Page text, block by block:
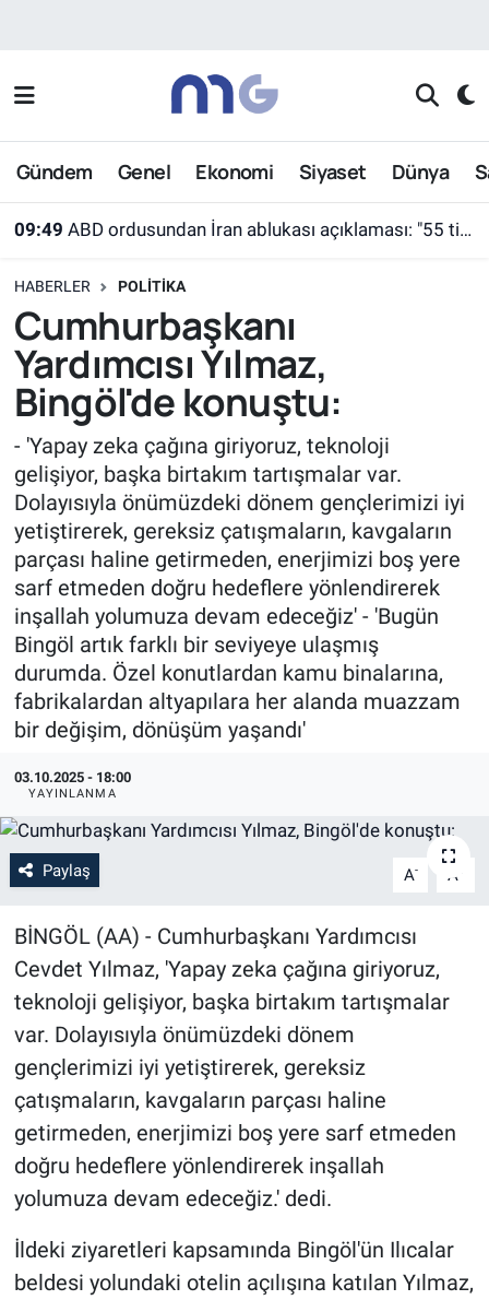
Gündem Genel Ekonomi Siyaset Dünya
09:49 ABD ordusundan İran ablukası açıklaması: "55 ticari gemi farklı rotalara yönlendirildi"
HABERLER POLITIKA
Cumhurbaşkanı
Yardımcısı Yılmaz,
Bingöl'de konuştu:
- 'Yapay zeka çağına giriyoruz, teknoloji
gelişiyor, başka birtakım tartışmalar var.
Dolayısıyla önümüzdeki dönem gençlerimizi iyi
yetiştirerek, gereksiz çatışmaların, kavgaların
parçası haline getirmeden, enerjimizi boş yere
sarf etmeden doğru hedeflere yönlendirerek
inşallah yolumuza devam edeceğiz' - 'Bugün
Bingöl artık farklı bir seviyeye ulaşmış
durumda. Özel konutlardan kamu binalarına,
fabrikalardan altyapılara her alanda muazzam
bir değişim, dönüşüm yaşandı'
03.10.2025 - 18:00
YAYINLANMA
Paylaş A- A
BİNGÖL (AA) - Cumhurbaşkanı Yardımcısı
Cevdet Yılmaz, 'Yapay zeka çağına giriyoruz,
teknoloji gelişiyor, başka birtakım tartışmalar
var. Dolayısıyla önümüzdeki dönem
gençlerimizi iyi yetiştirerek, gereksiz
çatışmaların, kavgaların parçası haline
getirmeden, enerjimizi boş yere sarf etmeden
doğru hedeflere yönlendirerek inşallah
yolumuza devam edeceğiz.' dedi.
İldeki ziyaretleri kapsamında Bingöl'ün Ilıcalar
beldesi yolundaki otelin açılışına katılan Yılmaz,
Nöbetçi Eczaneler
Hava Durumu
Süper Lig Puan Durumu ve Fikstür
Tüm Manşetler
Son Dakika Haberleri
Haber Arşivi